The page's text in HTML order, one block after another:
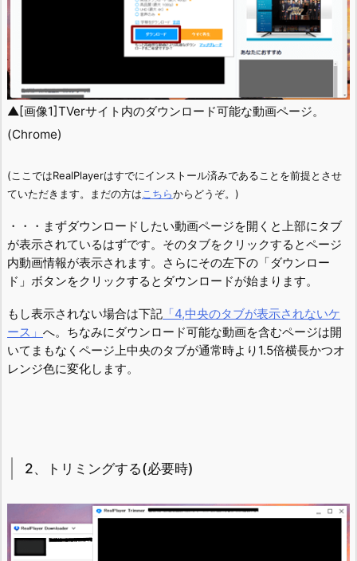
▲[画像1]TVerサイト内のダウンロード可能な動画ページ。
(Chrome)
(ここではRealPlayerはすでにインストール済みであることを前提とさせ
ていただきます。まだの方は こちらからどうぞ。)
・・・まずダウンロードしたい動画ページを開くと上部にタブ
が表示されているはずです。そのタブをクリックするとページ
内動画情報が表示されます。さらにその左下の「ダウンロー
ド」ボタンをクリックするとダウンロードが始まります。
もし表示されない場合は下記 「4,中央のタブが表示されないケ
ース」 へ。ちなみにダウンロード可能な動画を含むページは開
いてまもなくページ上中央のタブが通常時より1.5倍横長かつオ
レンジ色に変化します。
2、トリミングする(必要時)